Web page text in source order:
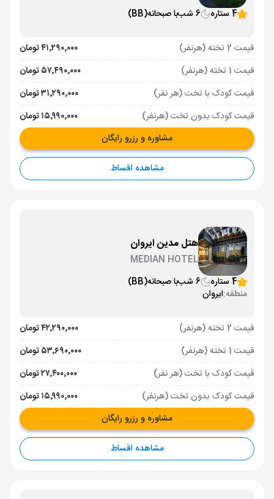
4 ستاره
6 شب با صبحانه(BB)
قیمت 2 تخته (هرنفر)
۴۱٬۲۹۰٬۰۰۰ تومان
قیمت 1 تخته (هرنفر)
۵۷٬۴۹۰٬۰۰۰ تومان
قیمت کودک با تخت (هر نفر)
۳۱٬۲۹۰٬۰۰۰ تومان
قیمت کودک بدون تخت (هرنفر)
۱۵٬۹۹۰٬۰۰۰ تومان
مشاوره و رزرو رایگان
مشاهده اقساط
هتل مدین ایروان
MEDIAN HOTEL
4 ستاره
6 شب با صبحانه(BB)
منطقه:ایروان
قیمت 2 تخته (هرنفر)
۴۲٬۲۹۰٬۰۰۰ تومان
قیمت 1 تخته (هرنفر)
۵۳٬۶۹۰٬۰۰۰ تومان
قیمت کودک با تخت (هر نفر)
۲۷٬۴۰۰٬۰۰۰ تومان
قیمت کودک بدون تخت (هرنفر)
۱۵٬۹۹۰٬۰۰۰ تومان
مشاوره و رزرو رایگان
مشاهده اقساط